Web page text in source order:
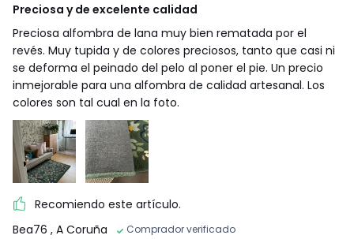
Preciosa y de excelente calidad
Preciosa alfombra de lana muy bien rematada por el
revés. Muy tupida y de colores preciosos, tanto que casi ni
se deforma el peinado del pelo al poner el pie. Un precio
inmejorable para una alfombra de calidad artesanal. Los
colores son tal cual en la foto.
Recomiendo este artículo.
Bea76 , A Coruña Comprador verificado